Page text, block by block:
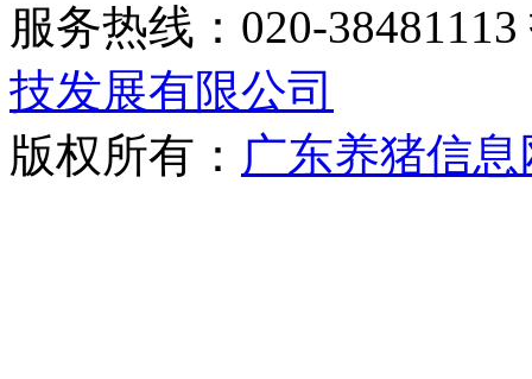
服务热线：020-
技发展有限公司
版权所有： 广东养猪信